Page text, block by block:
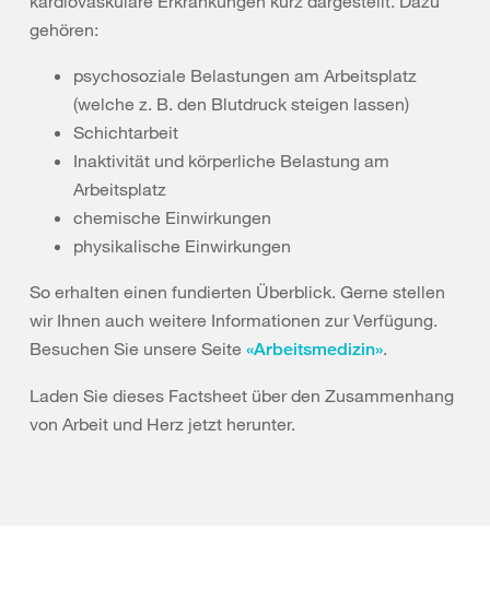
gehören:
psychosoziale Belastungen am Arbeitsplatz
(welche z. B. den Blutdruck steigen lassen)
Schichtarbeit
Inaktivität und körperliche Belastung am
Arbeitsplatz
chemische Einwirkungen
physikalische Einwirkungen
So erhalten einen fundierten Überblick. Gerne stellen
wir Ihnen auch weitere Informationen zur Verfügung.
Besuchen Sie unsere Seite «Arbeitsmedizin».
Laden Sie dieses Factsheet über den Zusammenhang
von Arbeit und Herz jetzt herunter.